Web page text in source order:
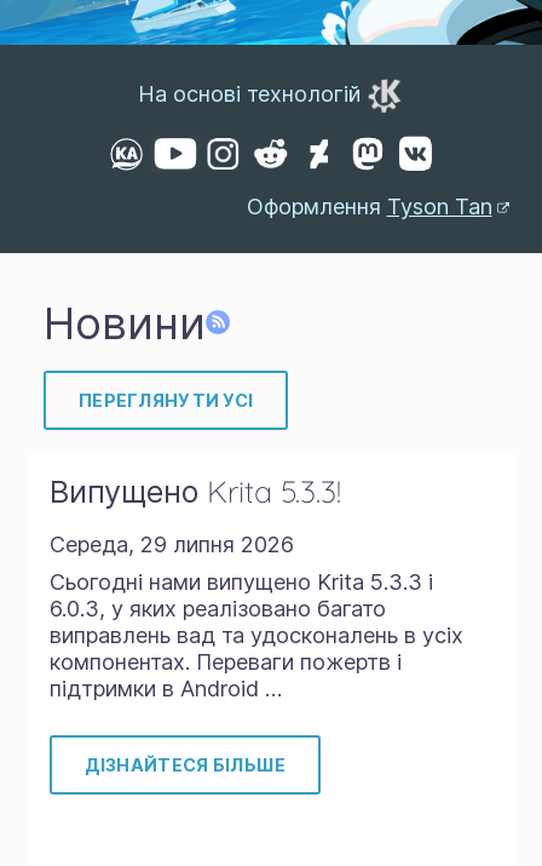
На основі технологій
Оформлення Tyson Tan
Новини
ПЕРЕГЛЯНУТИ УСІ
Випущено Krita 5.3.3!
Середа, 29 липня 2026
Сьогодні нами випущено Krita 5.3.3 і
6.0.3, у яких реалізовано багато
виправлень вад та удосконалень в усіх
компонентах. Переваги пожертв і
підтримки в Android …
ДІЗНАЙТЕСЯ БІЛЬШЕ